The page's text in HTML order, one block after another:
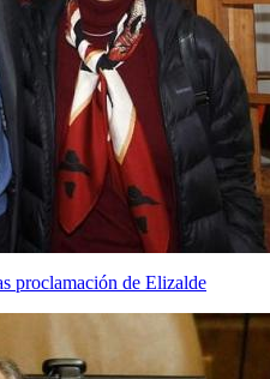
proclamación de Elizalde